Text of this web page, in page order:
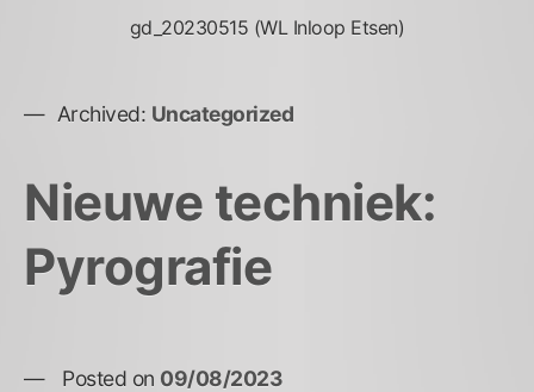
gd_20230515 (WL Inloop Etsen)
Archived: Uncategorized
Nieuwe techniek:
Pyrografie
Posted on 09/08/2023